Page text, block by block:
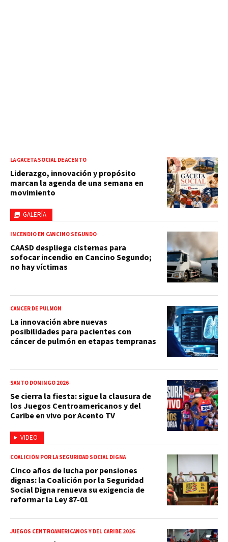
GALERÍA
LA GACETA SOCIAL DE ACENTO
Liderazgo, innovación y propósito
marcan la agenda de una semana en
movimiento
INCENDIO EN CANCINO SEGUNDO
CAASD despliega cisternas para
sofocar incendio en Cancino Segundo;
no hay víctimas
CÁNCER DE PULMÓN
La innovación abre nuevas
posibilidades para pacientes con
cáncer de pulmón en etapas tempranas
VIDEO
SANTO DOMINGO 2026
Se cierra la fiesta: sigue la clausura de
los Juegos Centroamericanos y del
Caribe en vivo por Acento TV
COALICIÓN POR LA SEGURIDAD SOCIAL DIGNA
Cinco años de lucha por pensiones
dignas: la Coalición por la Seguridad
Social Digna renueva su exigencia de
reformar la Ley 87-01
JUEGOS CENTROAMERICANOS Y DEL CARIBE 2026